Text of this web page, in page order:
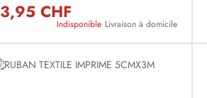
3,95 CHF
Indisponible Livraison à domicile